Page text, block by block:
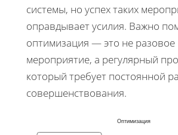
системы, но успех таких
оправдывает усилия. Важно
оптимизация — это не разовое
мероприятие, а регулярный
который требует постоянной
совершенствования.
Оптимизация